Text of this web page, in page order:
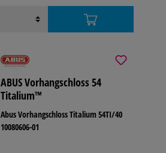
ABUS Vorhangschloss 54
Titalium™
Abus Vorhangschloss Titalium 54TI/40
10080606-01